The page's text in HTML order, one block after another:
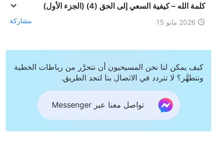
كلمة الله – كيفية السعي إلى الحق (4) (الجزء الأول)
2026 مايو 15 مشاركة
كيف يمكن لنا نحن المسيحيون أن نتحرَّر من رباطات الخطية
ونتطهَّر؟ لا تتردد في الاتصال بنا لتجد الطريق.
تواصل معنا عبر Messenger